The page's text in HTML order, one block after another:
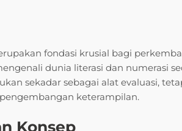
fondasi krusial bagi
dunia literasi dan numerasi
sekadar sebagai alat evaluasi,
keterampilan.
Konsep